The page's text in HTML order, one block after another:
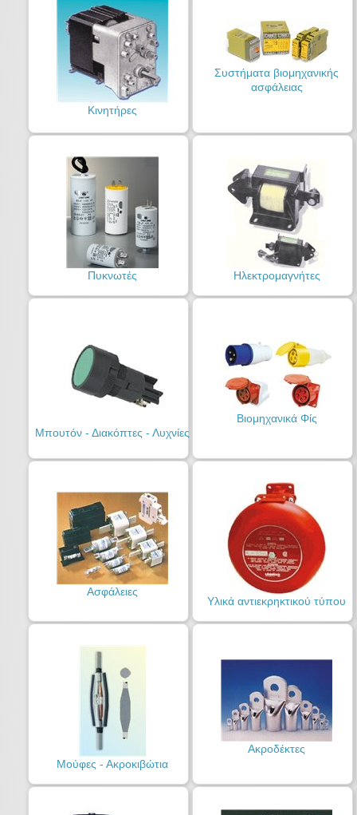
Κινητήρες
Συστήματα βιομηχανικής
ασφάλειας
Πυκνωτές Ηλεκτρομαγνήτες
Μπουτόν - Διακόπτες - Λυχνίες
Βιομηχανικά Φίς
Ασφάλειες
Υλικά αντιεκρηκτικού τύπου
Μούφες - Ακροκιβώτια
Ακροδέκτες